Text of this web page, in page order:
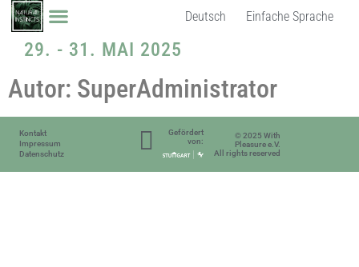
Deutsch Einfache Sprache
29. - 31. MAI 2025
Autor: SuperAdministrator
Kontakt
Impressum
Datenschutz
Gefördert
von:
© 2025 With
Pleasure e.V.
All rights reserved